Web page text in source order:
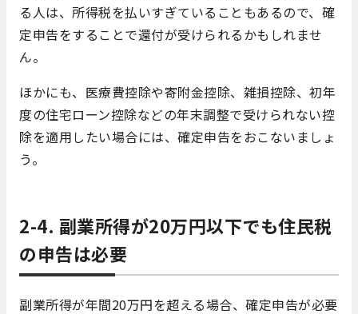
る人は、所得税を払いすぎていることもあるので、確
定申告をすることで還付が受けられるかもしれませ
ん。
ほかにも、医療費控除や寄附金控除、雑損控除、初年
度の住宅ローン控除などの年末調整で受けられない控
除を適用したい場合には、確定申告をおこないましょ
う。
2-4. 副業所得が20万円以下でも住民税
の申告は必要
副業所得が年間20万円を超える場合、確定申告が必要